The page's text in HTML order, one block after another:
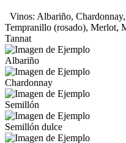
Vinos: Albariño,
Tempranillo (rosado), Merlot,
Tannat
Albariño
Chardonnay
Semillón
Semillón dulce